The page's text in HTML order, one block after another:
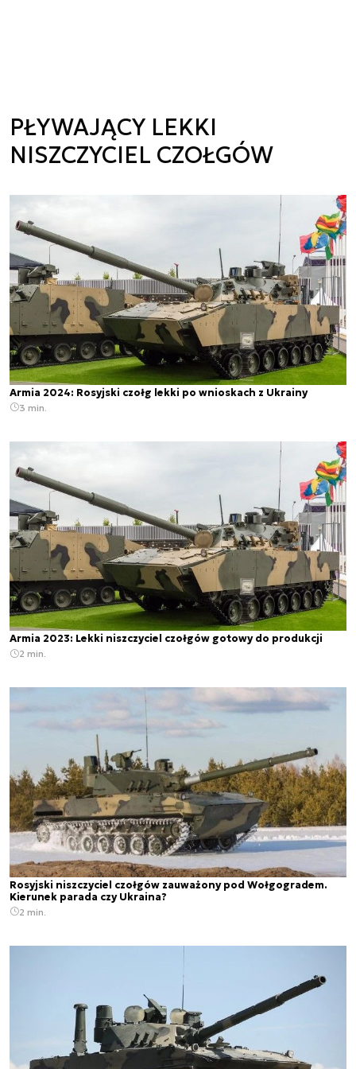
PŁYWAJĄCY LEKKI
NISZCZYCIEL CZOŁGÓW
Armia 2024: Rosyjski czołg lekki po wnioskach z Ukrainy
3 min.
Armia 2023: Lekki niszczyciel czołgów gotowy do produkcji
2 min.
Rosyjski niszczyciel czołgów zauważony pod Wołgogradem.
Kierunek parada czy Ukraina?
2 min.